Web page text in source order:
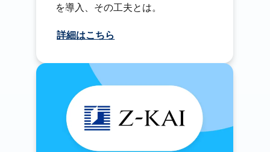
を導入、その工夫とは。
詳細はこちら